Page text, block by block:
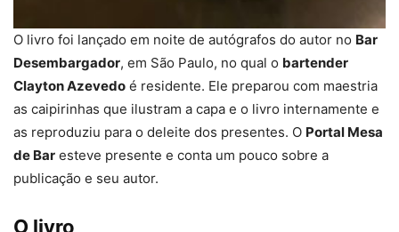
O livro foi lançado em noite de autógrafos do autor no Bar
Desembargador, em São Paulo, no qual o bartender
Clayton Azevedo é residente. Ele preparou com maestria
as caipirinhas que ilustram a capa e o livro internamente e
as reproduziu para o deleite dos presentes. O Portal Mesa
de Bar esteve presente e conta um pouco sobre a
publicação e seu autor.
O livro